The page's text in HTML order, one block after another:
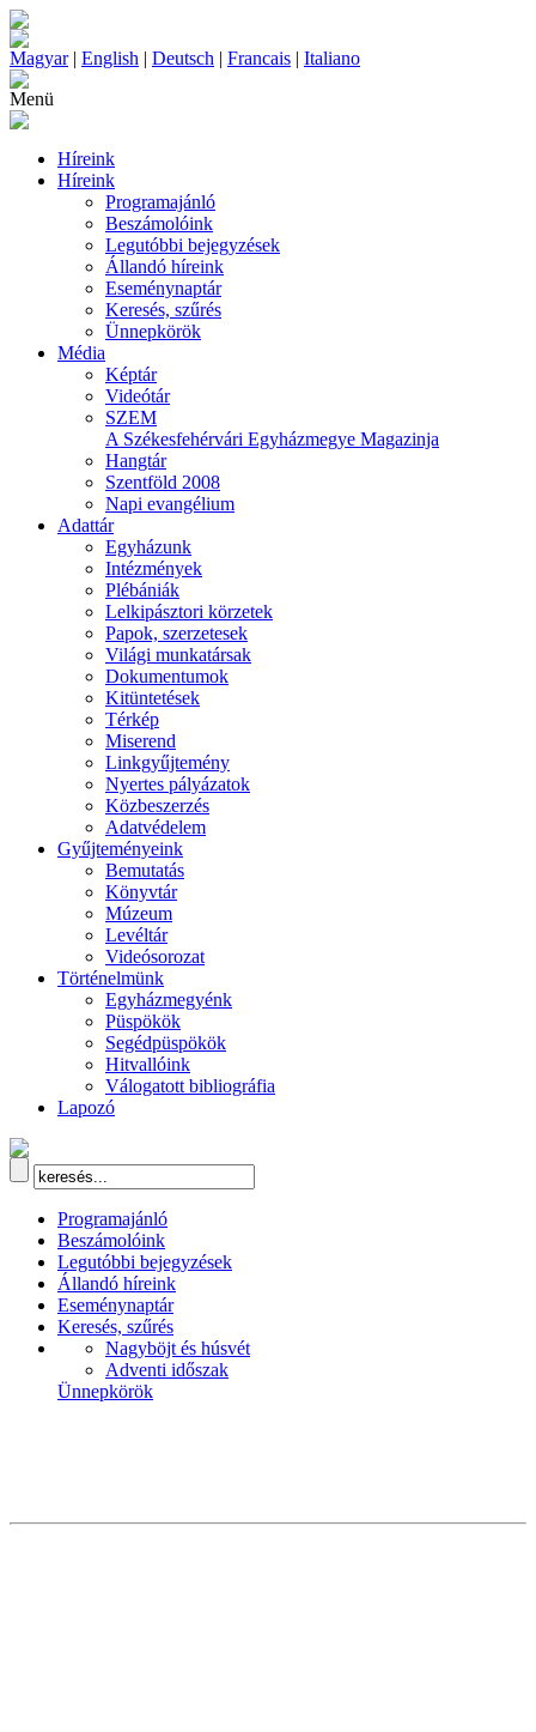
Magyar| English | Deutsch | Francais | Italiano
Menü
Híreink
Híreink
Programajánló
Beszámolóink
Legutóbbi bejegyzések
Állandó híreink
Eseménynaptár
Keresés, szűrés
Ünnepkörök
Média
Képtár
Videótár
SZEM
A Székesfehérvári Egyházmegye Magazinja
Hangtár
Szentföld 2008
Napi evangélium
Adattár
Egyházunk
Intézmények
Plébániák
Lelkipásztori körzetek
Papok, szerzetesek
Világi munkatársak
Dokumentumok
Kitüntetések
Térkép
Miserend
Linkgyűjtemény
Nyertes pályázatok
Közbeszerzés
Adatvédelem
Gyűjteményeink
Bemutatás
Könyvtár
Múzeum
Levéltár
Videósorozat
Történelmünk
Egyházmegyénk
Püspökök
Segédpüspökök
Hitvallóink
Válogatott bibliográfia
Lapozó
Programajánló
Beszámolóink
Legutóbbi bejegyzések
Állandó híreink
Eseménynaptár
Keresés, szűrés
Nagyböjt és húsvét
Adventi időszak
Ünnepkörök